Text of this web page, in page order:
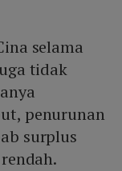
selama
tidak
penurunan
surplus